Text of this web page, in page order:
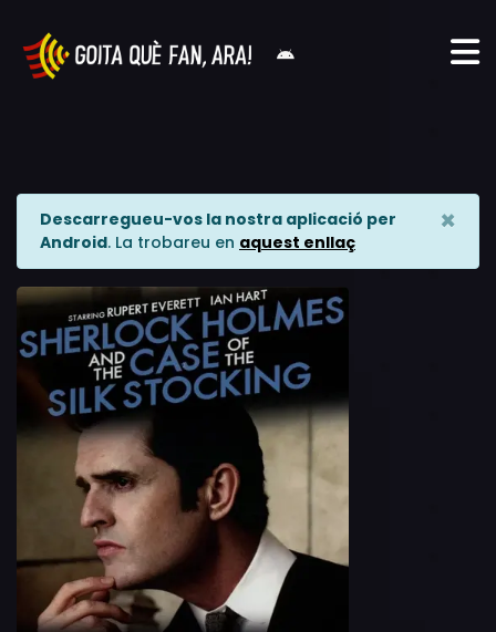
Descarregueu-vos la nostra aplicació per
Android. La trobareu en aquest enllaç
×